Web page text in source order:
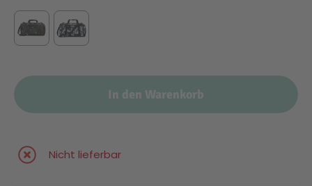
In den Warenkorb
Nicht lieferbar